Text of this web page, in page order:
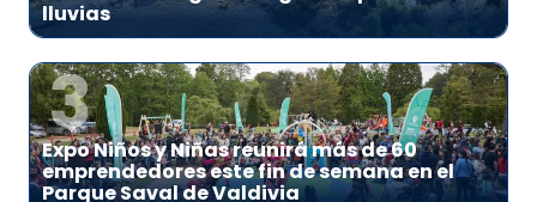
lluvias
3
Expo Niños y Niñas reunirá más de 60
emprendedores este fin de semana en el
Parque Saval de Valdivia